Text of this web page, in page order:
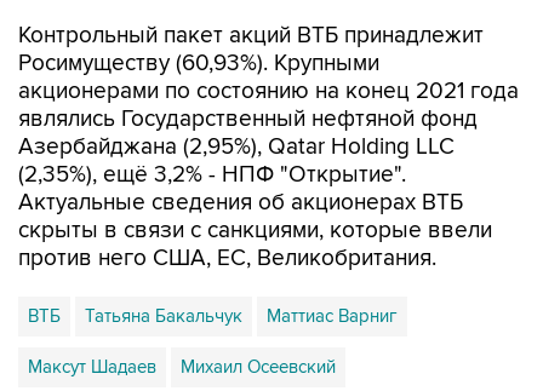
Контрольный пакет акций ВТБ принадлежит
Росимуществу (60,93%). Крупными
акционерами по состоянию на конец 2021 года
являлись Государственный нефтяной фонд
Азербайджана (2,95%), Qatar Holding LLC
(2,35%), ещё 3,2% - НПФ "Открытие".
Актуальные сведения об акционерах ВТБ
скрыты в связи с санкциями, которые ввели
против него США, ЕС, Великобритания.
ВТБ Татьяна Бакальчук Маттиас Варниг
Максут Шадаев Михаил Осеевский